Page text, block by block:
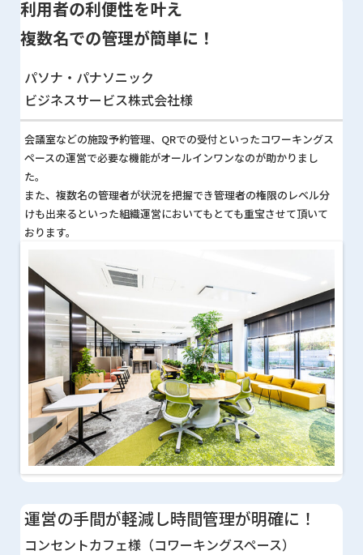
利用者の利便性を叶え
複数名での管理が簡単に！
パソナ・パナソニック
ビジネスサービス株式会社様
会議室などの施設予約管理、QRでの受付といったコワーキングス
ペースの運営で必要な機能がオールインワンなのが助かりまし
た。
また、複数名の管理者が状況を把握でき管理者の権限のレベル分
けも出来るといった組織運営においてもとても重宝させて頂いて
おります。
運営の手間が軽減し時間管理が明確に！
コンセントカフェ様（コワーキングスペース）